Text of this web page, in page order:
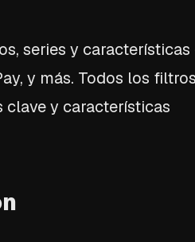
series y
y más. Todos los
clave y características